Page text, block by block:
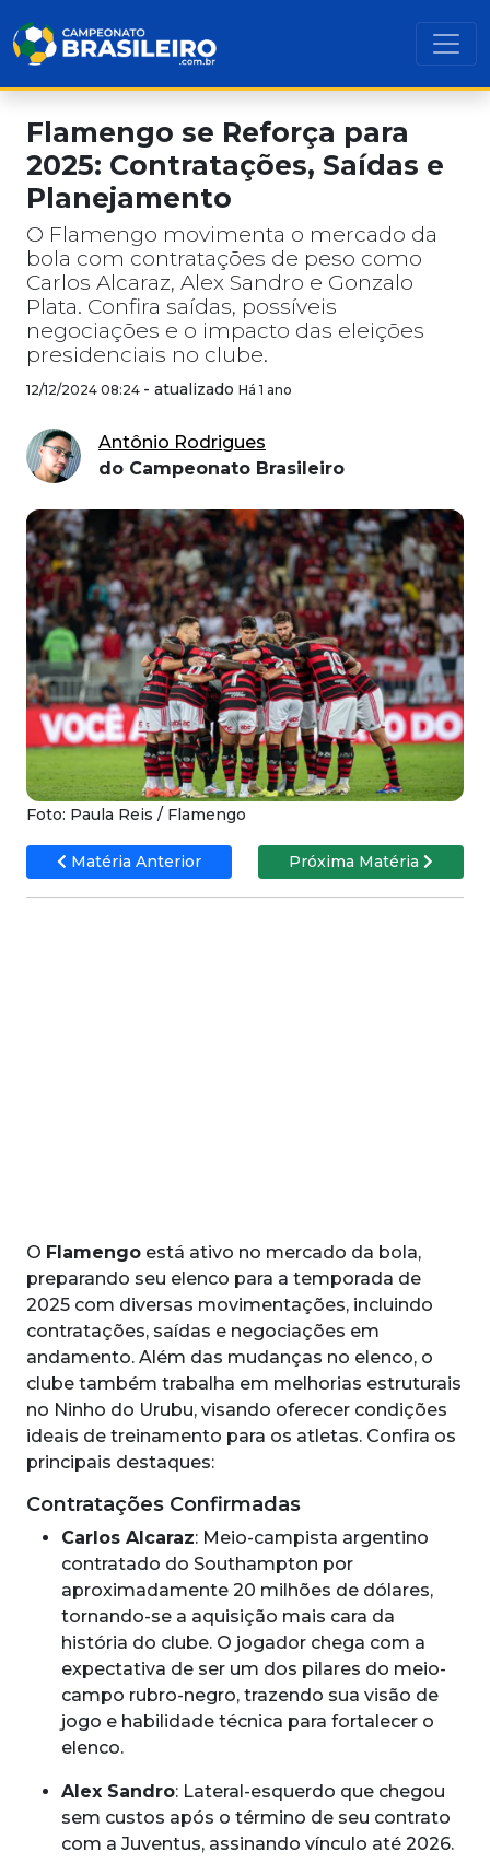
Flamengo se Reforça para
2025: Contratações, Saídas e
Planejamento
O Flamengo movimenta o mercado da
bola com contratações de peso como
Carlos Alcaraz, Alex Sandro e Gonzalo
Plata. Confira saídas, possíveis
negociações e o impacto das eleições
presidenciais no clube.
12/12/2024 08:24 - atualizado Há 1 ano
Antônio Rodrigues
do Campeonato Brasileiro
Foto: Paula Reis / Flamengo
Matéria Anterior Próxima Matéria
O Flamengo está ativo no mercado da bola,
preparando seu elenco para a temporada de
2025 com diversas movimentações, incluindo
contratações, saídas e negociações em
andamento. Além das mudanças no elenco, o
clube também trabalha em melhorias estruturais
no Ninho do Urubu, visando oferecer condições
ideais de treinamento para os atletas. Confira os
principais destaques:
Contratações Confirmadas
Carlos Alcaraz: Meio-campista argentino
contratado do Southampton por
aproximadamente 20 milhões de dólares,
tornando-se a aquisição mais cara da
história do clube. O jogador chega com a
expectativa de ser um dos pilares do meio-
campo rubro-negro, trazendo sua visão de
jogo e habilidade técnica para fortalecer o
elenco.
Alex Sandro: Lateral-esquerdo que chegou
sem custos após o término de seu contrato
com a Juventus, assinando vínculo até 2026.